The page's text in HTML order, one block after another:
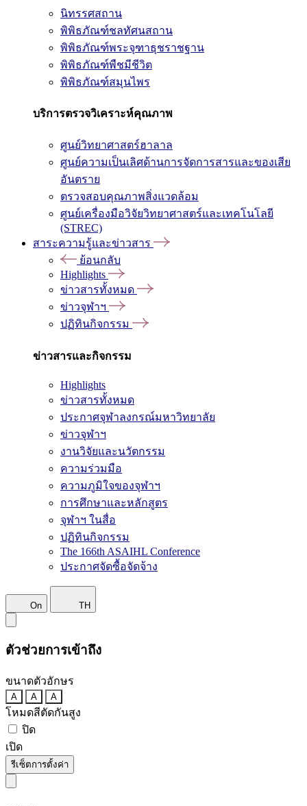
นิทรรศสถาน
พิพิธภัณฑ์ชลทัศนสถาน
พิพิธภัณฑ์พระจุฑาธุชราชฐาน
พิพิธภัณฑ์พืชมีชีวิต
พิพิธภัณฑ์สมุนไพร
บริการตรวจวิเคราะห์คุณภาพ
ศูนย์วิทยาศาสตร์ฮาลาล
ศูนย์ความเป็นเลิศด้านการจัดการสารและของเสีย
อันตราย
ตรวจสอบคุณภาพสิ่งแวดล้อม
ศูนย์เครื่องมือวิจัยวิทยาศาสตร์และเทคโนโลยี
(STREC)
สาระความรู้และข่าวสาร
ย้อนกลับ
Highlights
ข่าวสารทั้งหมด
ข่าวจุฬาฯ
ปฏิทินกิจกรรม
ข่าวสารและกิจกรรม
Highlights
ข่าวสารทั้งหมด
ประกาศจุฬาลงกรณ์มหาวิทยาลัย
ข่าวจุฬาฯ
งานวิจัยและนวัตกรรม
ความร่วมมือ
ความภูมิใจของจุฬาฯ
การศึกษาและหลักสูตร
จุฬาฯ ในสื่อ
ปฏิทินกิจกรรม
The 166th ASAIHL Conference
ประกาศจัดซื้อจัดจ้าง
On TH
ตัวช่วยการเข้าถึง
ขนาดตัวอักษร
A A A
โหมดสีตัดกันสูง
ปิด
เปิด
รีเซ็ตการตั้งค่า